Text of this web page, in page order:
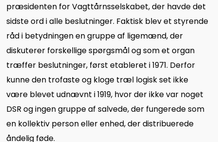
præsidenten for Vagttårnsselskabet, der havde det
sidste ord i alle beslutninger. Faktisk blev et styrende
råd i betydningen en gruppe af ligemænd, der
diskuterer forskellige spørgsmål og som et organ
træffer beslutninger, først etableret i 1971. Derfor
kunne den trofaste og kloge træl logisk set ikke
være blevet udnævnt i 1919, hvor der ikke var noget
DSR og ingen gruppe af salvede, der fungerede som
en kollektiv person eller enhed, der distribuerede
åndelig føde.